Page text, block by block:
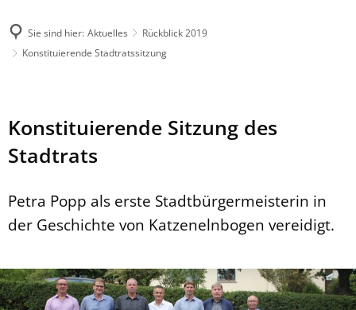
Sie sind hier: Aktuelles
Rückblick 2019
Konstituierende Stadtratssitzung
Konstituierende Sitzung des
Stadtrats
Petra Popp als erste Stadtbürgermeisterin in
der Geschichte von Katzenelnbogen vereidigt.